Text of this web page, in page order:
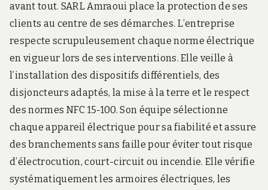
avant tout. SARL Amraoui place la protection de ses
clients au centre de ses démarches. L’entreprise
respecte scrupuleusement chaque norme électrique
en vigueur lors de ses interventions. Elle veille à
l’installation des dispositifs différentiels, des
disjoncteurs adaptés, la mise à la terre et le respect
des normes NFC 15-100. Son équipe sélectionne
chaque appareil électrique pour sa fiabilité et assure
des branchements sans faille pour éviter tout risque
d’électrocution, court-circuit ou incendie. Elle vérifie
systématiquement les armoires électriques, les